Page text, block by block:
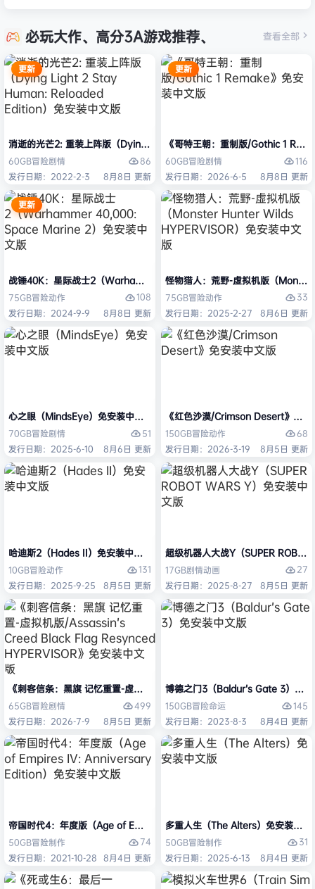
必玩大作、高分3A游戏推荐、 查看全部
更新
消逝的光芒2: 重装上阵版（Dying Light 2 Stay Human: Reloaded
60GB冒险剧情
86
发行日期：2022-2-3
8月8日 更新
更新
《哥特王朝：重制版/Gothic 1
60GB冒险剧情
116
发行日期：2026-6-5
8月8日 更新
更新
战锤40K：星际战士2（Warhammer 40,000: Space Marine 2）免安装
75GB冒险动作
108
发行日期：2024-9-9
8月8日 更新
怪物猎人：荒野-虚拟机版（
75GB冒险动作
33
发行日期：2025-2-27
8月6日 更新
心之眼（MindsEye）免安装中文版
70GB冒险剧情
51
发行日期：2025-6-10
8月6日 更新
《红色沙漠/Crimson Desert》免安
150GB冒险动作
68
发行日期：2026-3-19
8月5日 更新
哈迪斯2（Hades II）免安装中文版
10GB冒险动作
131
发行日期：2025-9-25
8月5日 更新
超级机器人大战Y（SUPER
17GB剧情动画
27
发行日期：2025-8-27
8月5日 更新
《刺客信条：黑旗 记忆重置-虚拟机版/Assassin’s Creed Black Flag
65GB冒险剧情
499
发行日期：2026-7-9
8月5日 更新
博德之门3（Baldur’s Gate 3）免安
150GB冒险命运
145
发行日期：2023-8-3
8月4日 更新
帝国时代4：年度版（Age of Empires IV: Anniversary Edition）免安装
50GB冒险制作
74
发行日期：2021-10-28 8月4日 更新
多重人生（The Alters）免安装中文
50GB冒险制作
31
发行日期：2025-6-13
8月4日 更新